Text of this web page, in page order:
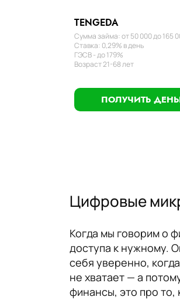
TENGEDA
Сумма займа: от 50 000 до 165
Ставка: 0,29% в день
ГЭСВ - до 179%
Возраст 21-68 лет
ПОЛУЧИТЬ
Цифровые
Когда мы говорим о
доступа к нужному.
себя уверенно,
не хватает — а
финансы, это про то,